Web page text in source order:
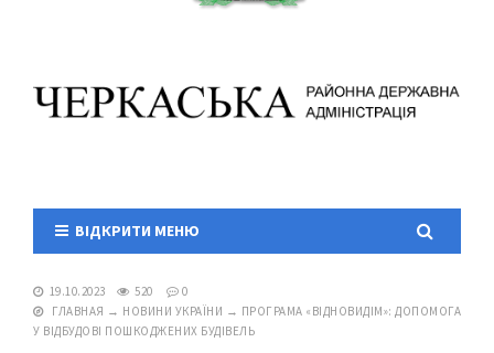
ВІДКРИТИ МЕНЮ
19.10.2023 520
0
ГЛАВНАЯ → НОВИНИ УКРАЇНИ → ПРОГРАМА «ВІДНОВИДІМ»: ДОПОМОГА
У ВІДБУДОВІ ПОШКОДЖЕНИХ БУДІВЕЛЬ